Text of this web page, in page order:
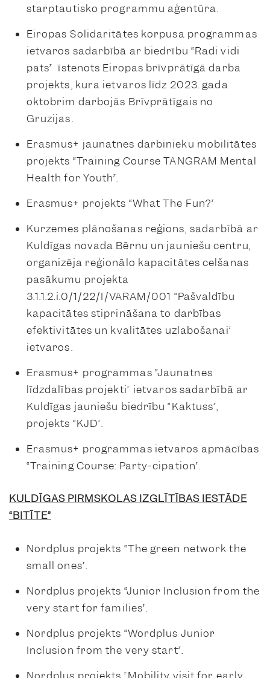
starptautisko programmu aģentūra.
Eiropas Solidaritātes korpusa programmas
ietvaros sadarbībā ar biedrību “Radi vidi
pats” īstenots Eiropas brīvprātīgā darba
projekts, kura ietvaros līdz 2023. gada
oktobrim darbojās Brīvprātīgais no
Gruzijas.
Erasmus+ jaunatnes darbinieku mobilitātes
projekts “Training Course TANGRAM Mental
Health for Youth”.
Erasmus+ projekts “What The Fun?”
Kurzemes plānošanas reģions, sadarbībā ar
Kuldīgas novada Bērnu un jauniešu centru,
organizēja reģionālo kapacitātes celšanas
pasākumu projekta
3.1.1.2.i.0/1/22/I/VARAM/001 “Pašvaldību
kapacitātes stiprināšana to darbības
efektivitātes un kvalitātes uzlabošanai”
ietvaros.
Erasmus+ programmas “Jaunatnes
līdzdalības projekti” ietvaros sadarbībā ar
Kuldīgas jauniešu biedrību “Kaktuss”,
projekts “KJD”.
Erasmus+ programmas ietvaros apmācības
“Training Course: Party-cipation”.
KULDĪGAS PIRMSKOLAS IZGLĪTĪBAS IESTĀDE
“BITĪTE”
Nordplus projekts “The green network the
small ones”.
Nordplus projekts “Junior Inclusion from the
very start for families”.
Nordplus projekts “Wordplus Junior
Inclusion from the very start”.